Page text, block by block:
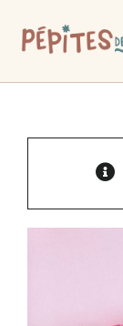
content